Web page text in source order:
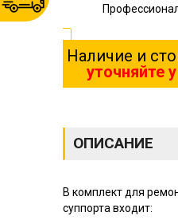
Наличие и
уточняйте
ОПИСАНИЕ
В комплект для
суппорта входит: